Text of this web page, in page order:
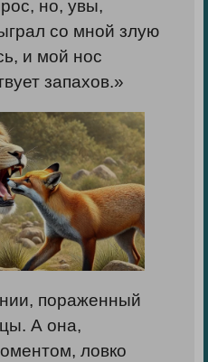
но, увы,
со мной злую
и мой нос
запахов.»
пораженный
А она,
ловко